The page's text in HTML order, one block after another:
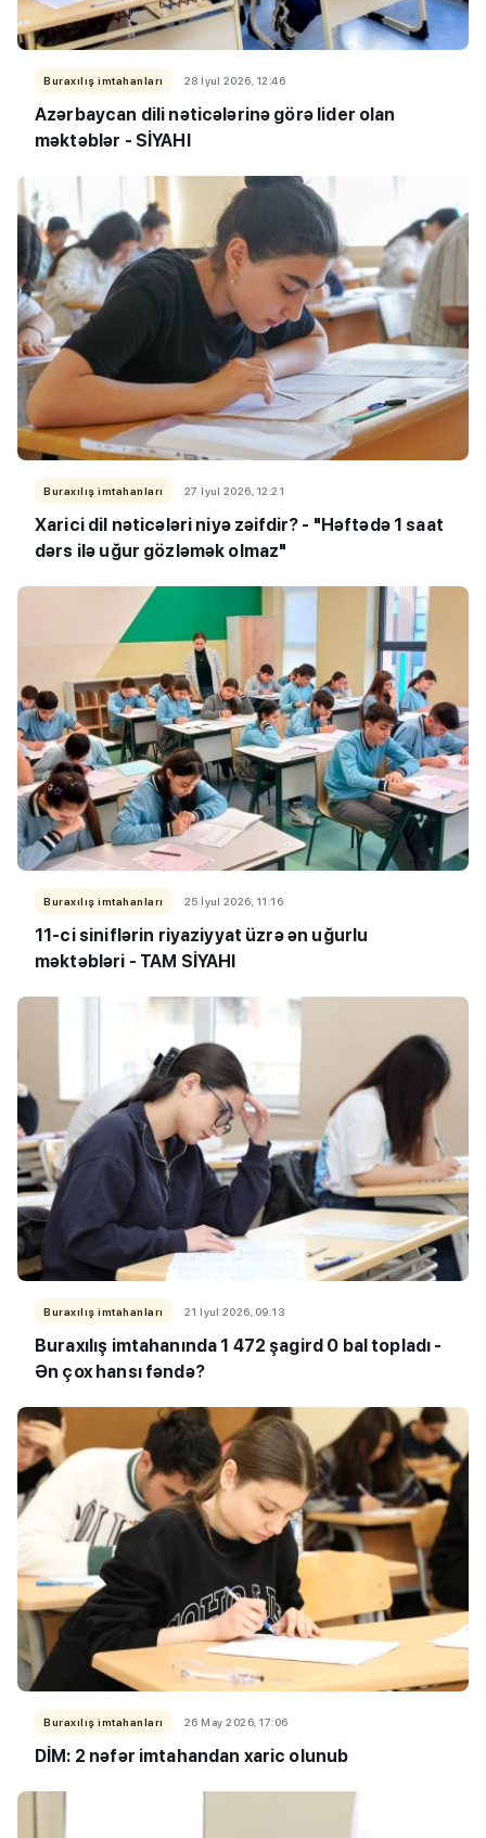
Buraxılış imtahanları 28 İyul 2026, 12:46
Azərbaycan dili nəticələrinə görə lider olan
məktəblər - SİYAHI
Buraxılış imtahanları 27 İyul 2026, 12:21
Xarici dil nəticələri niyə zəifdir? - "Həftədə 1 saat
dərs ilə uğur gözləmək olmaz"
Buraxılış imtahanları 25 İyul 2026, 11:16
11-ci siniflərin riyaziyyat üzrə ən uğurlu
məktəbləri - TAM SİYAHI
Buraxılış imtahanları 21 İyul 2026, 09:13
Buraxılış imtahanında 1 472 şagird 0 bal topladı -
Ən çox hansı fəndə?
Buraxılış imtahanları 26 May 2026, 17:06
DİM: 2 nəfər imtahandan xaric olunub